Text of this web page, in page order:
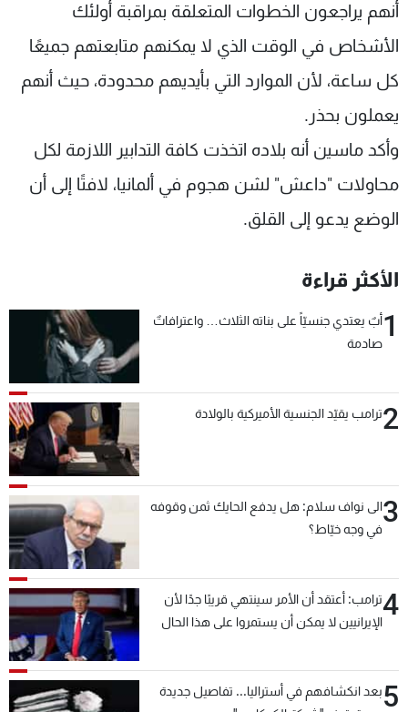
أنهم يراجعون الخطوات المتعلقة بمراقبة أولئك
الأشخاص في الوقت الذي لا يمكنهم متابعتهم جميعًا
كل ساعة، لأن الموارد التي بأيديهم محدودة، حيث أنهم
يعملون بحذر.
وأكد ماسين أنه بلاده اتخذت كافة التدابير اللازمة لكل
محاولات "داعش" لشن هجوم في ألمانيا، لافتًا إلى أن
الوضع يدعو إلى القلق.
الأكثر قراءة
1أبٌ يعتدي جنسيّاً على بناته الثلاث… واعترافاتٌ
صادمة
2ترامب يقيّد الجنسية الأميركية بالولادة
3الى نواف سلام: هل يدفع الحايك ثمن وقوفه
في وجه خيّاط؟
4ترامب: أعتقد أن الأمر سينتهي قريبًا جدًا لأن
الإيرانيين لا يمكن أن يستمروا على هذا الحال
5بعد انكشافهم في أستراليا... تفاصيل جديدة